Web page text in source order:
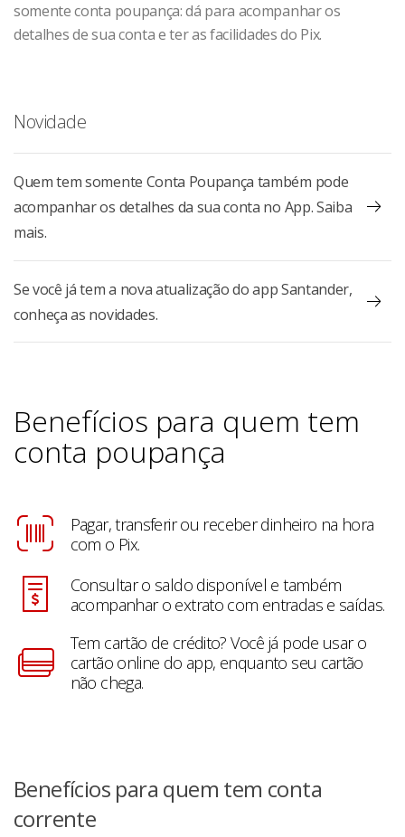
somente conta poupança: dá para acompanhar os
detalhes de sua conta e ter as facilidades do Pix.
Novidade
Quem tem somente Conta Poupança também pode
acompanhar os detalhes da sua conta no App. Saiba
mais.
Se você já tem a nova atualização do app Santander,
conheça as novidades.
Benefícios para quem tem
conta poupança
Pagar, transferir ou receber dinheiro na hora
com o Pix.
Consultar o saldo disponível e também
acompanhar o extrato com entradas e saídas.
Tem cartão de crédito? Você já pode usar o
cartão online do app, enquanto seu cartão
não chega.
Benefícios para quem tem conta
corrente